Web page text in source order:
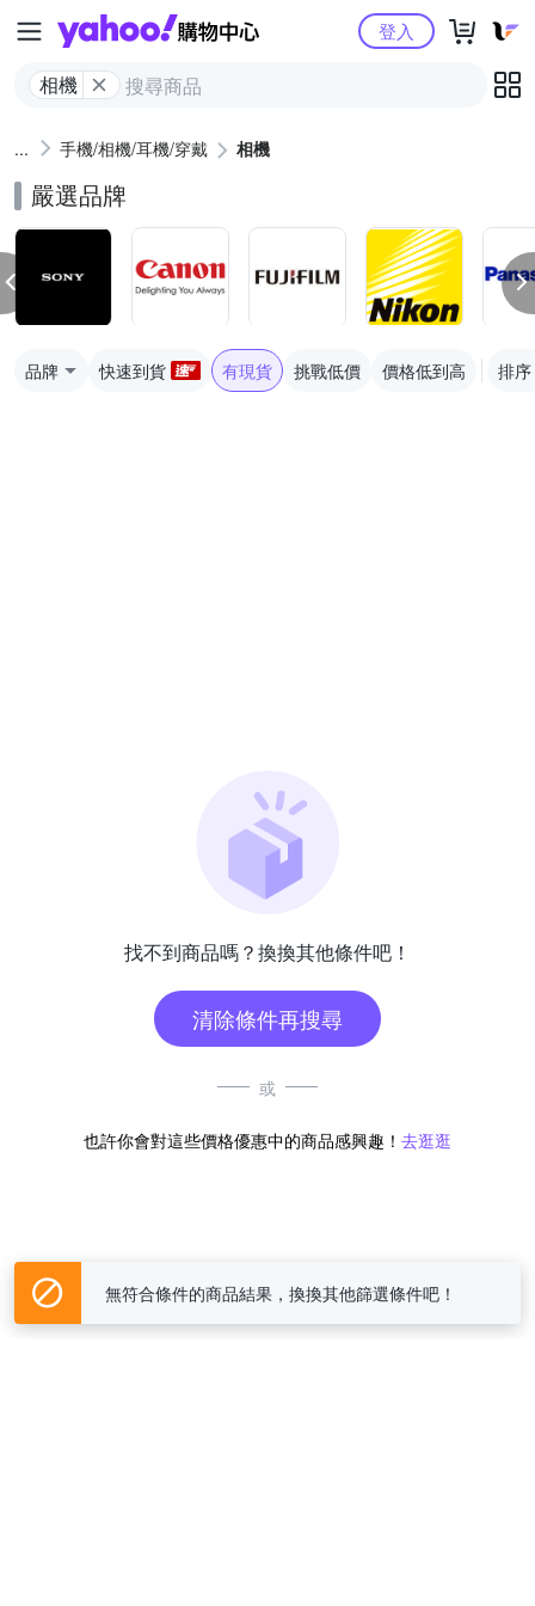
Yahoo購物中心
相機
登入
手機/相機/耳機/穿戴 相機
嚴選品牌
品牌 快速到貨 有現貨 挑戰低價 價格低到高 排序
找不到商品嗎？換換其他條件吧！
清除條件再搜尋
或
也許你會對這些價格優惠中的商品感興趣！ 去逛逛
無符合條件的商品結果，換換其他篩選條件吧！